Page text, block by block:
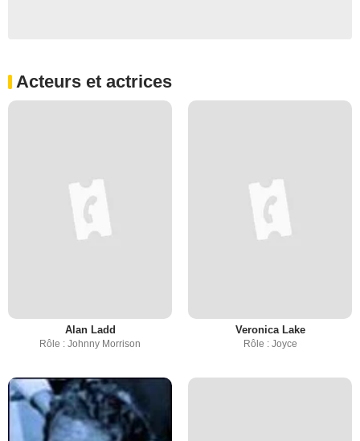
Acteurs et actrices
Alan Ladd
Rôle : Johnny Morrison
Veronica Lake
Rôle : Joyce